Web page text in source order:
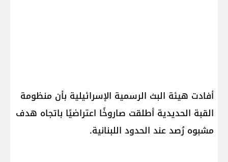
أفادت هيئة البث الرسمية الإسرائيلية بأن منظومة
القبة الحديدية أطلقت صاروخًا اعتراضيًا باتجاه هدف
مشبوه رُصد عند الحدود اللبنانية.